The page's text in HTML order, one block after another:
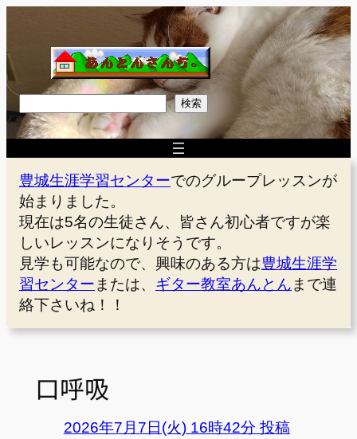
を
ス
キ
ッ
プ
索
検索
豊城生涯学習センターでのグループレッスンが
始まりました。
現在は5名の生徒さん、皆さん初心者ですが楽
しいレッスンになりそうです。
見学も可能なので、興味のある方は豊城生涯学
習センター または、 ギター教室あんとん まで連
絡下さいね！！
口呼吸
2026年7月7日(火) 16時42分 投稿